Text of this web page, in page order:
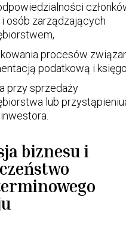
osób zarządzających
procesów
podatkową i
przy sprzedaży
lub
biznesu i